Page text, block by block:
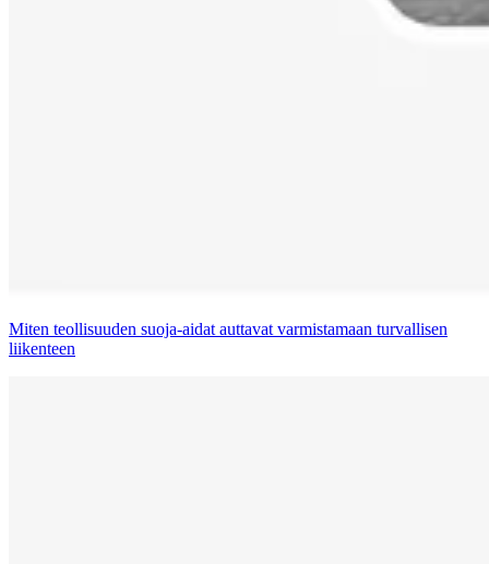
Miten teollisuuden suoja-aidat auttavat varmistamaan turvallisen
liikenteen